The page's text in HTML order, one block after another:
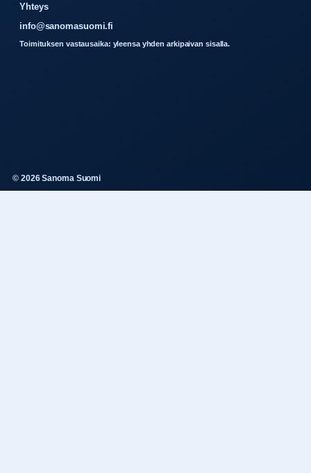
Yhteys
info@sanomasuomi.fi
Toimituksen vastausaika: yleensa yhden arkipaivan sisalla.
© 2026 Sanoma Suomi